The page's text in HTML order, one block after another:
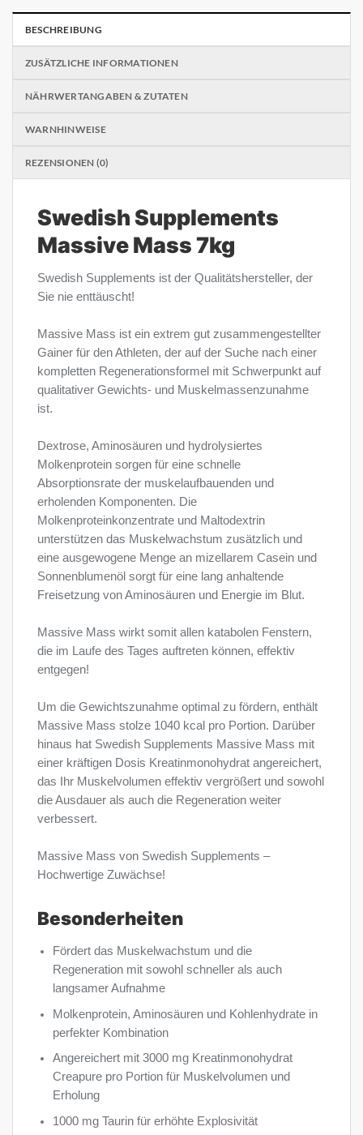
BESCHREIBUNG
ZUSÄTZLICHE INFORMATIONEN
NÄHRWERTANGABEN & ZUTATEN
WARNHINWEISE
REZENSIONEN (0)
Swedish Supplements
Massive Mass 7kg
Swedish Supplements ist der Qualitätshersteller, der
Sie nie enttäuscht!
Massive Mass ist ein extrem gut zusammengestellter
Gainer für den Athleten, der auf der Suche nach einer
kompletten Regenerationsformel mit Schwerpunkt auf
qualitativer Gewichts- und Muskelmassenzunahme
ist.
Dextrose, Aminosäuren und hydrolysiertes
Molkenprotein sorgen für eine schnelle
Absorptionsrate der muskelaufbauenden und
erholenden Komponenten. Die
Molkenproteinkonzentrate und Maltodextrin
unterstützen das Muskelwachstum zusätzlich und
eine ausgewogene Menge an mizellarem Casein und
Sonnenblumenöl sorgt für eine lang anhaltende
Freisetzung von Aminosäuren und Energie im Blut.
Massive Mass wirkt somit allen katabolen Fenstern,
die im Laufe des Tages auftreten können, effektiv
entgegen!
Um die Gewichtszunahme optimal zu fördern, enthält
Massive Mass stolze 1040 kcal pro Portion. Darüber
hinaus hat Swedish Supplements Massive Mass mit
einer kräftigen Dosis Kreatinmonohydrat angereichert,
das Ihr Muskelvolumen effektiv vergrößert und sowohl
die Ausdauer als auch die Regeneration weiter
verbessert.
Massive Mass von Swedish Supplements –
Hochwertige Zuwächse!
Besonderheiten
Fördert das Muskelwachstum und die
Regeneration mit sowohl schneller als auch
langsamer Aufnahme
Molkenprotein, Aminosäuren und Kohlenhydrate in
perfekter Kombination
Angereichert mit 3000 mg Kreatinmonohydrat
Creapure pro Portion für Muskelvolumen und
Erholung
1000 mg Taurin für erhöhte Explosivität